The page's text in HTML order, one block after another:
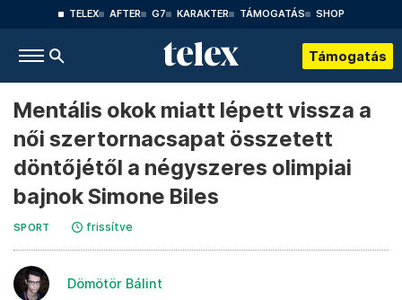
TELEX AFTER G7 KARAKTER TÁMOGATÁS SHOP
Támogatás
Mentális okok miatt lépett vissza a
női szertornacsapat összetett
döntőjétől a négyszeres olimpiai
bajnok Simone Biles
SPORT frissítve
Dömötör Bálint